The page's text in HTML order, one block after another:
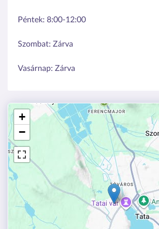
Péntek: 8:00-12:00
Szombat: Zárva
Vasárnap: Zárva
+
−